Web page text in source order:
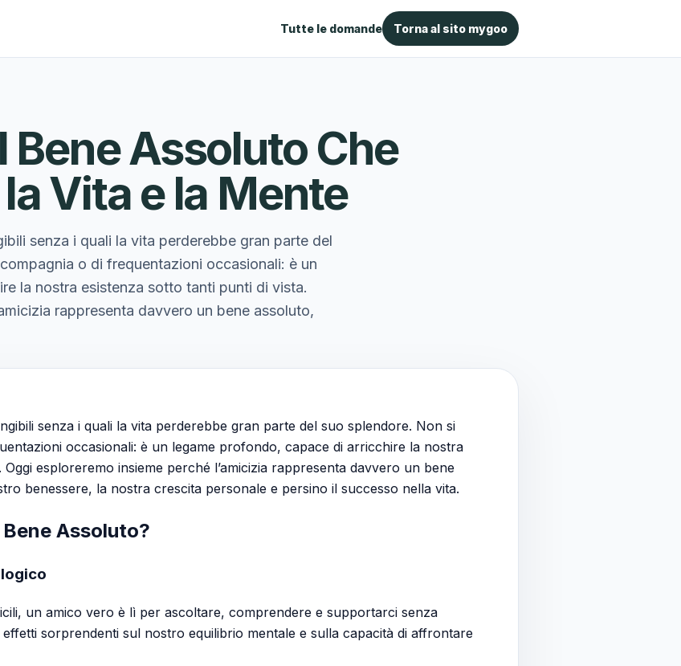
Tutte le domande Torna al sito mygoo
Bene Assoluto Che
Vita e la Mente
senza i quali la vita perderebbe gran parte del
o di frequentazioni occasionali: è un
la nostra esistenza sotto tanti punti di vista.
rappresenta davvero un bene assoluto,
senza i quali la vita perderebbe gran parte del suo splendore. Non si
occasionali: è un legame profondo, capace di arricchire la nostra
esploreremo insieme perché l’amicizia rappresenta davvero un bene
benessere, la nostra crescita personale e persino il successo nella vita.
Bene Assoluto?
un amico vero è lì per ascoltare, comprendere e supportarci senza
sorprendenti sul nostro equilibrio mentale e sulla capacità di affrontare